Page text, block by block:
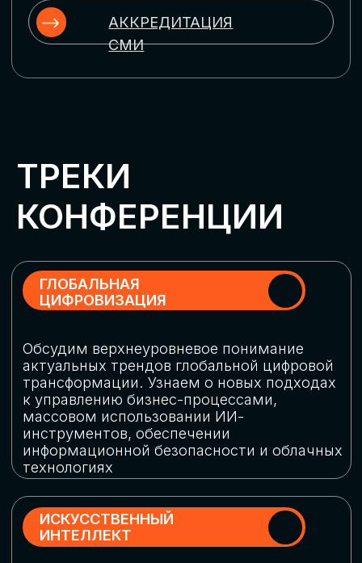
Выясним, как в наши дни уверенно
защищать свой бизнес от киберугроз
ЦИФРОВИЗАЦИЯ
МАРКЕТИНГА И ПРОДАЖ
Обменяемся опытом, какие ИИ-решения
в маркетинге и продажах наиболее
рекламными кампаниями показывают
наибольшую эффективность
РОБОТИЗАЦИЯ
Узнаем, в каких отраслях ИИ
«материализуется», какие роботы
решают сложные бизнес-задачи, а где
только обсуждают концепции
роботизации и потенциальные бюджеты
на тестирование образцов
ЦИФРОВИЗАЦИЯ
КЛИЕНТСКОГО СЕРВИСА
Разберем кейсы в сфере цифровизации